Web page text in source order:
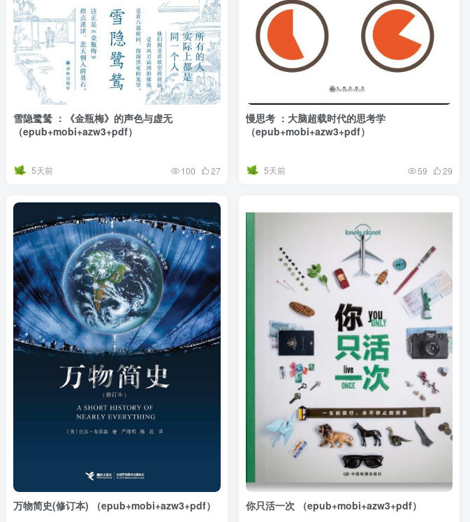
雪隐鹭鸶 ：《金瓶梅》的声色与虚无
（epub+mobi+azw3+pdf）
5天前 100 27
慢思考 ：大脑超载时代的思考学
（epub+mobi+azw3+pdf）
5天前 59 29
万物简史(修订本) （epub+mobi+azw3+pdf） 你只活一次 （epub+mobi+azw3+pdf）